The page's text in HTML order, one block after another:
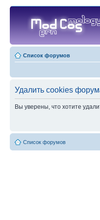
Список форумов
Удалить cookies
Вы уверены, что хотите
Список форумов